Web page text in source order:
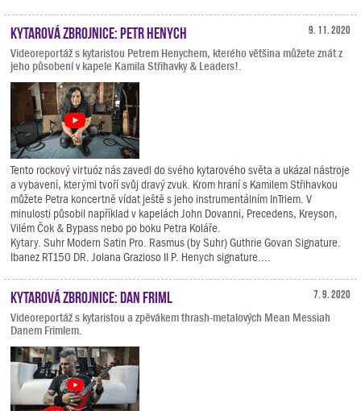
9. 11. 2020
Kytarová zbrojnice: Petr Henych
Videoreportáž s kytaristou Petrem Henychem, kterého většina můžete znát z
jeho působení v kapele Kamila Střihavky & Leaders!.
Tento rockový virtuóz nás zavedl do svého kytarového světa a ukázal nástroje
a vybavení, kterými tvoří svůj dravý zvuk. Krom hraní s Kamilem Střihavkou
můžete Petra koncertně vídat ještě s jeho instrumentálním InTriem. V
minulosti působil například v kapelách John Dovanni, Precedens, Kreyson,
Vilém Čok & Bypass nebo po boku Petra Koláře.
Kytary. Suhr Modern Satin Pro. Rasmus (by Suhr) Guthrie Govan Signature.
Ibanez RT150 DR. Jolana Grazioso II P. Henych signature....
7. 9. 2020
Kytarová zbrojnice: Dan Friml
Videoreportáž s kytaristou a zpěvákem thrash-metalových Mean Messiah
Danem Frimlem.